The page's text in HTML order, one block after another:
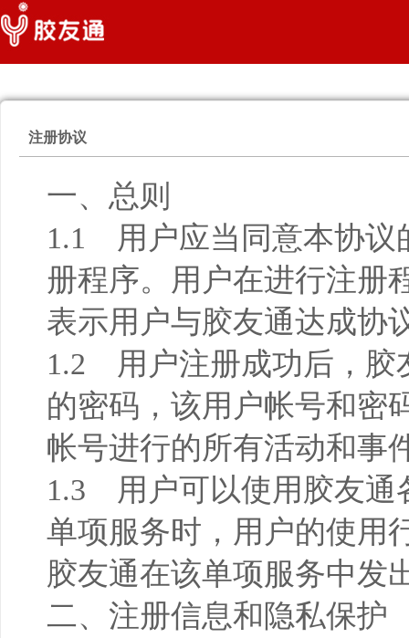
注册协议
一、总则
1.1 用户应当同意本协议
册程序。用户在进行注册
表示用户与胶友通达成协
1.2 用户注册成功后，胶
的密码，该用户帐号和密
帐号进行的所有活动和事
1.3 用户可以使用胶友通
单项服务时，用户的使用
胶友通在该单项服务中发
二、注册信息和隐私保护